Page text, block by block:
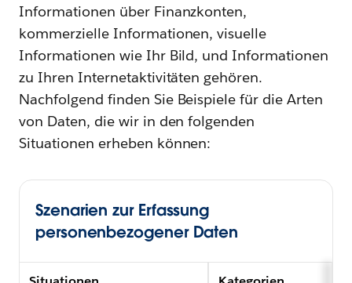
Informationen über Finanzkonten,
kommerzielle Informationen, visuelle
Informationen wie Ihr Bild, und Informationen
zu Ihren Internetaktivitäten gehören.
Nachfolgend finden Sie Beispiele für die Arten
von Daten, die wir in den folgenden
Situationen erheben können:
Szenarien zur Erfassung
personenbezogener Daten